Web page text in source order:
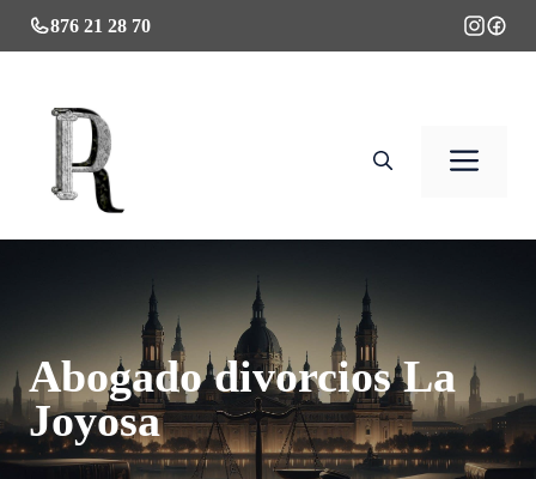
Saltar
al
876 21 28 70
Abogado divorcios La
Joyosa